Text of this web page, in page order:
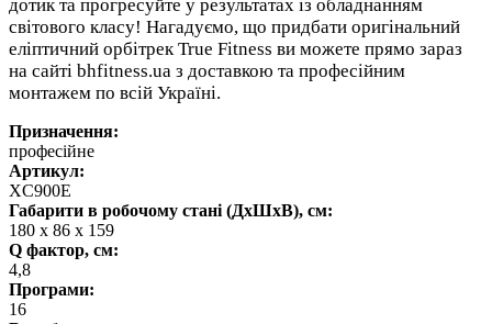
дотик та прогресуйте у результатах із обладнанням
світового класу! Нагадуємо, що придбати оригінальний
еліптичний орбітрек True Fitness ви можете прямо зараз
на сайті bhfitness.ua з доставкою та професійним
монтажем по всій Україні.
Призначення:
професійне
Артикул:
XC900E
Габарити в робочому стані (ДхШхВ), см:
180 х 86 x 159
Q фактор, см:
4,8
Програми:
16